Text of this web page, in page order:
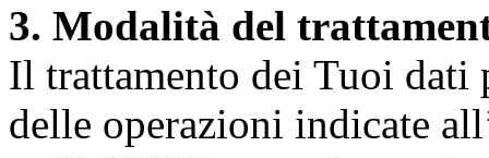
3. Modalità del
Il trattamento dei Tuoi dati
delle operazioni indicate